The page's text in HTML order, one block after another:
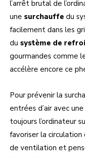
l’arrêt brutal de
une surchauffe du
facilement dans les
du système de
gourmandes comme
accélère encore ce
Pour prévenir la
entrées d’air avec
toujours l’ordinateur
favoriser la circulation
de ventilation et